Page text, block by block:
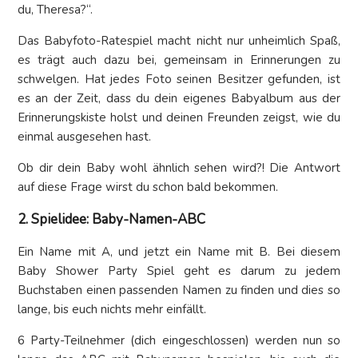
du, Theresa?“.
Das Babyfoto-Ratespiel macht nicht nur unheimlich Spaß,
es trägt auch dazu bei, gemeinsam in Erinnerungen zu
schwelgen. Hat jedes Foto seinen Besitzer gefunden, ist
es an der Zeit, dass du dein eigenes Babyalbum aus der
Erinnerungskiste holst und deinen Freunden zeigst, wie du
einmal ausgesehen hast.
Ob dir dein Baby wohl ähnlich sehen wird?! Die Antwort
auf diese Frage wirst du schon bald bekommen.
2. Spielidee: Baby-Namen-ABC
Ein Name mit A, und jetzt ein Name mit B. Bei diesem
Baby Shower Party Spiel geht es darum zu jedem
Buchstaben einen passenden Namen zu finden und dies so
lange, bis euch nichts mehr einfällt.
6 Party-Teilnehmer (dich eingeschlossen) werden nun so